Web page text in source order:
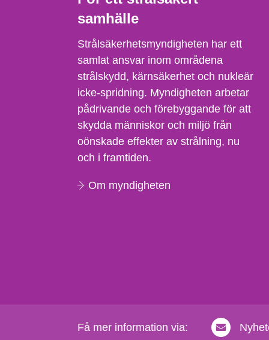
samhälle
Strålsäkerhetsmyndigheten har ett
samlat ansvar inom områdena
strålskydd, kärnsäkerhet och nukleär
icke-spridning. Myndigheten arbetar
pådrivande och förebyggande för att
skydda människor och miljö från
oönskade effekter av strålning, nu
och i framtiden.
Om myndigheten
Få mer information via: